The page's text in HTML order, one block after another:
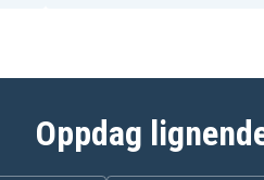
Oppdag